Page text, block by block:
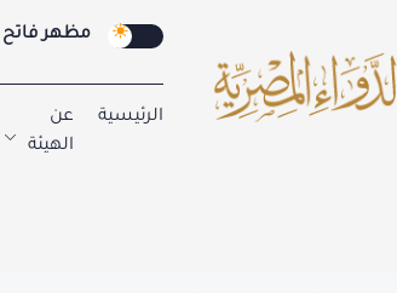
مظهر فاتح
الرئيسية
عن
الهيئة